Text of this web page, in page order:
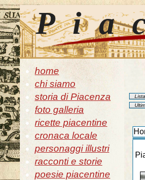
home
chi siamo
storia di Piacenza
foto galleria
ricette piacentine
cronaca locale
personaggi illustri
racconti e storie
poesie piacentine